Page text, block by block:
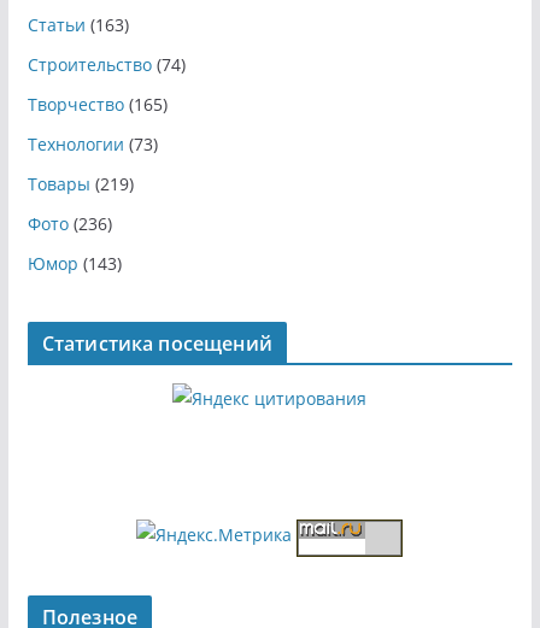
Статьи (163)
Строительство(74)
Творчество(165)
Технологии (73)
Товары (219)
Фото(236)
Юмор (143)
Статистика посещений
Полезное